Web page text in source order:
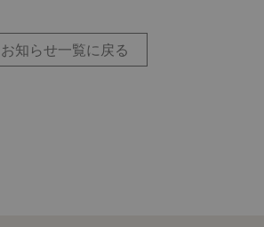
お知らせ一覧に戻る